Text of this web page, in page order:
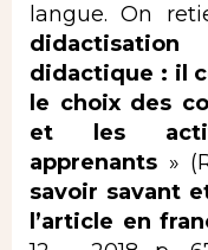
langue. On
didactique : il
le choix des
et les
apprenants »
savoir savant
l’article en